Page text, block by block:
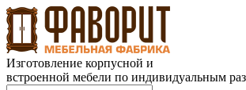
Изготовление корпусной и
встроенной мебели по индивидуальным